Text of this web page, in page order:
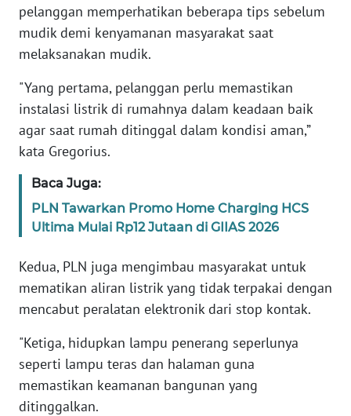
pelanggan memperhatikan beberapa tips sebelum
mudik demi kenyamanan masyarakat saat
melaksanakan mudik.
"Yang pertama, pelanggan perlu memastikan
instalasi listrik di rumahnya dalam keadaan baik
agar saat rumah ditinggal dalam kondisi aman,”
kata Gregorius.
Baca Juga:
PLN Tawarkan Promo Home Charging HCS
Ultima Mulai Rp12 Jutaan di GIIAS 2026
Kedua, PLN juga mengimbau masyarakat untuk
mematikan aliran listrik yang tidak terpakai dengan
mencabut peralatan elektronik dari stop kontak.
"Ketiga, hidupkan lampu penerang seperlunya
seperti lampu teras dan halaman guna
memastikan keamanan bangunan yang
ditinggalkan.
WN
JAKARTA
WN
JABAR
BANTEN
NTT
KEPRI
WN
WN
PAPUA
BARAT